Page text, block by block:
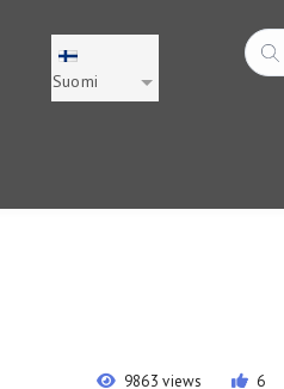
Suomi
9863 views 6